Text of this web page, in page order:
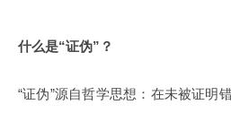
什么是“证伪”？
“证伪”源自哲学思想：在未被证明